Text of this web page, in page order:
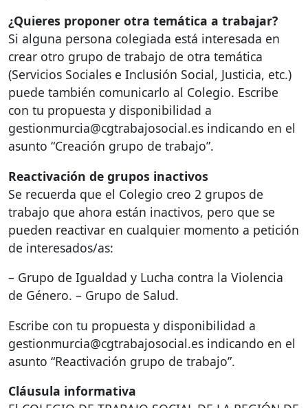
¿Quieres proponer otra temática a trabajar?
Si alguna persona colegiada está interesada en
crear otro grupo de trabajo de otra temática
(Servicios Sociales e Inclusión Social, Justicia, etc.)
puede también comunicarlo al Colegio. Escribe
con tu propuesta y disponibilidad a
gestionmurcia@cgtrabajosocial.es indicando en el
asunto “Creación grupo de trabajo”.
Reactivación de grupos inactivos
Se recuerda que el Colegio creo 2 grupos de
trabajo que ahora están inactivos, pero que se
pueden reactivar en cualquier momento a petición
de interesados/as:
– Grupo de Igualdad y Lucha contra la Violencia
de Género. – Grupo de Salud.
Escribe con tu propuesta y disponibilidad a
gestionmurcia@cgtrabajosocial.es indicando en el
asunto “Reactivación grupo de trabajo”.
Cláusula informativa